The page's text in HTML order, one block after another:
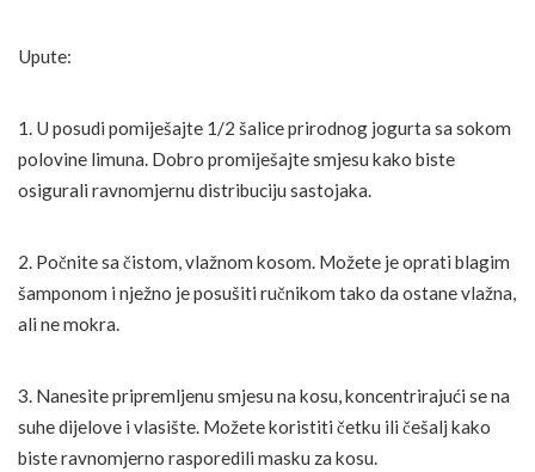
Upute:
1. U posudi pomiješajte 1/2 šalice prirodnog jogurta sa sokom
polovine limuna. Dobro promiješajte smjesu kako biste
osigurali ravnomjernu distribuciju sastojaka.
2. Počnite sa čistom, vlažnom kosom. Možete je oprati blagim
šamponom i nježno je posušiti ručnikom tako da ostane vlažna,
ali ne mokra.
3. Nanesite pripremljenu smjesu na kosu, koncentrirajući se na
suhe dijelove i vlasište. Možete koristiti četku ili češalj kako
biste ravnomjerno rasporedili masku za kosu.